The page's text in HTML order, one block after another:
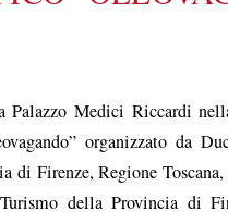
Palazzo Medici Riccardi
organizzato da
Firenze, Regione
della Provincia di